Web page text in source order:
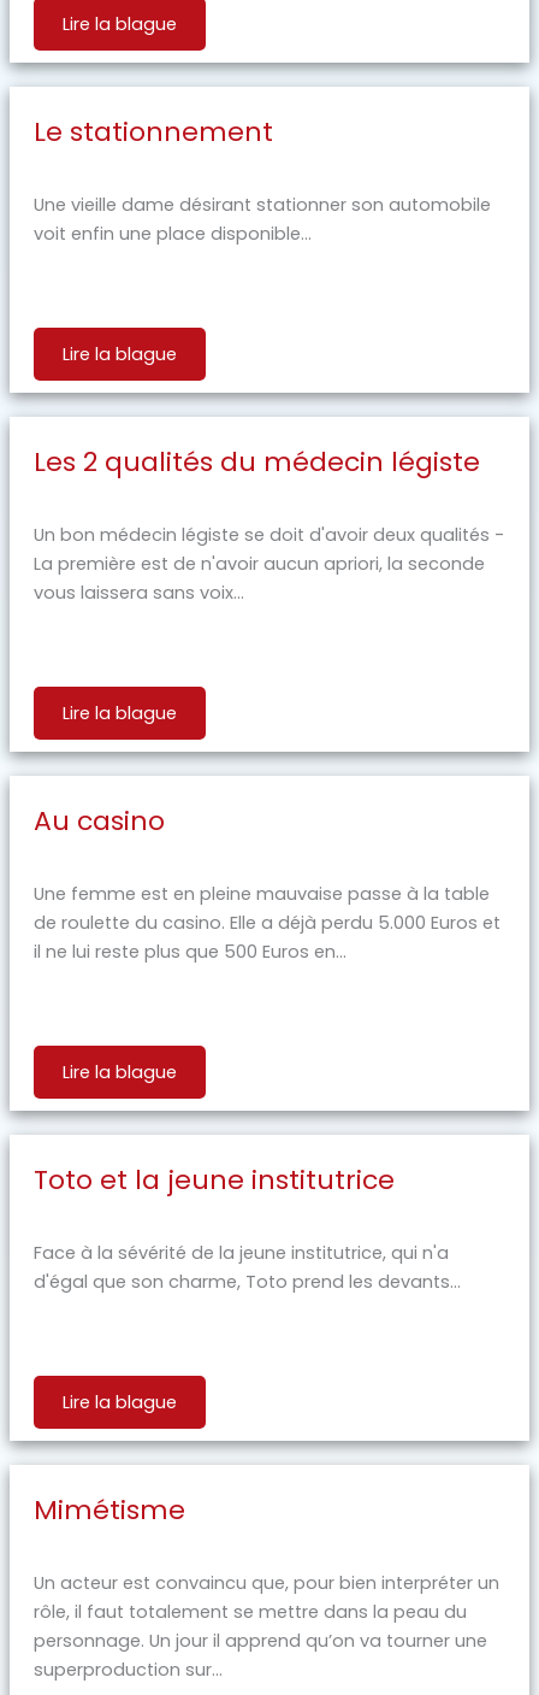
Lire la blague
Le stationnement
Une vieille dame désirant stationner son automobile
voit enfin une place disponible...
Lire la blague
Les 2 qualités du médecin légiste
Un bon médecin légiste se doit d'avoir deux qualités -
La première est de n'avoir aucun apriori, la seconde
vous laissera sans voix...
Lire la blague
Au casino
Une femme est en pleine mauvaise passe à la table
de roulette du casino. Elle a déjà perdu 5.000 Euros et
il ne lui reste plus que 500 Euros en...
Lire la blague
Toto et la jeune institutrice
Face à la sévérité de la jeune institutrice, qui n'a
d'égal que son charme, Toto prend les devants...
Lire la blague
Mimétisme
Un acteur est convaincu que, pour bien interpréter un
rôle, il faut totalement se mettre dans la peau du
personnage. Un jour il apprend qu’on va tourner une
superproduction sur...